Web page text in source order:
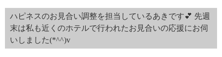
ハピネスのお見合い調整を担当しているあきです💕 先週
末は私も近くのホテルで行われたお見合いの応援にお伺
いしました(*^^)v